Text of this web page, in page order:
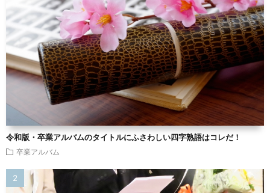
令和版・卒業アルバムのタイトルにふさわしい四字熟語はコレだ！
卒業アルバム